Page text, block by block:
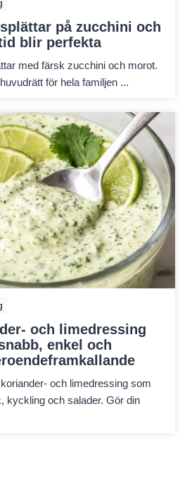
på zucchini och
blir perfekta
med färsk zucchini och morot.
för hela familjen ...
och limedressing
enkel och
och limedressing som
kyckling och salader. Gör din